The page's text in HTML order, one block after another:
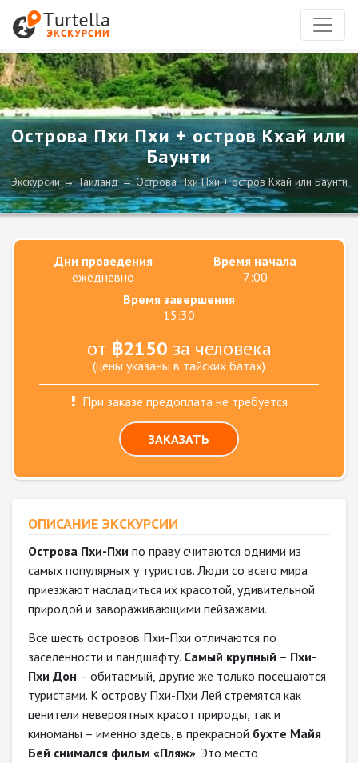
Острова Пхи Пхи + остров Кхай или
Баунти
Экскурсии Таиланд Острова Пхи Пхи + остров Кхай или Баунти
Дни проведения
ежедневно
Время начала
7:00
Время завершения
15:30
от ฿2150 за человека
(цены указаны в тайских батах)
При заказе предоплата не требуется
ЗАКАЗАТЬ
ОПИСАНИЕ ЭКСКУРСИИ
Острова Пхи-Пхи по праву считаются одними из
самых популярных у туристов. Люди со всего мира
приезжают насладиться их красотой, удивительной
природой и завораживающими пейзажами.
Все шесть островов Пхи-Пхи отличаются по
заселенности и ландшафту. Самый крупный – Пхи-
Пхи Дон – обитаемый, другие же только посещаются
туристами. К острову Пхи-Пхи Лей стремятся как
ценители невероятных красот природы, так и
киноманы – именно здесь, в прекрасной бухте Майя
Бей снимался фильм «Пляж». Это место